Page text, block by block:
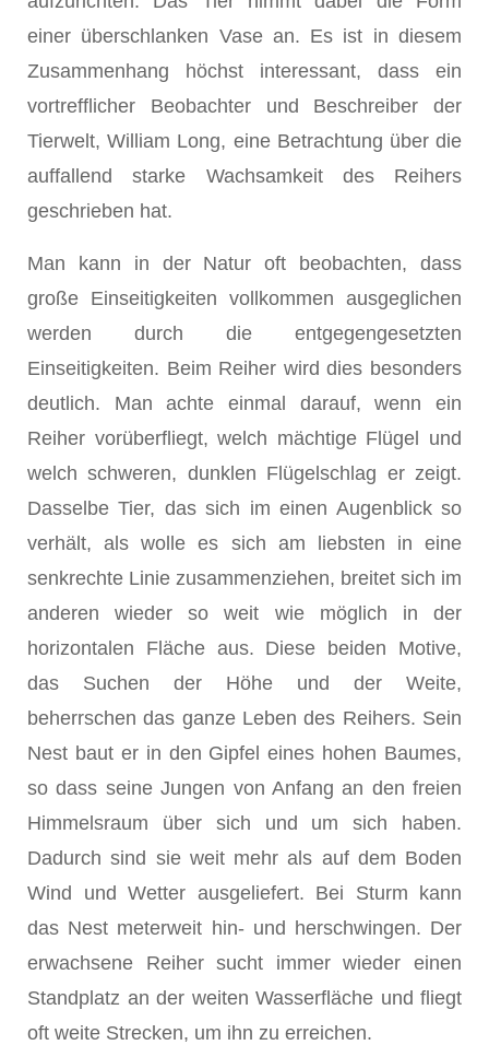
einer überschlanken Vase an. Es ist in diesem
Zusammenhang höchst interessant, dass ein
vortrefflicher Beobachter und Be­schreiber der
Tierwelt, William Long, eine Betrachtung über die
auffallend starke Wachsamkeit des Reihers
geschrieben hat.
Man kann in der Natur oft beobachten, dass
große Einseitigkeiten vollkom­men ausgeglichen
werden durch die entgegengesetzten
Einseitigkeiten. Beim Reiher wird dies besonders
deutlich. Man achte einmal darauf, wenn ein
Reiher vorüberfliegt, welch mächtige Flügel und
welch schweren, dunklen Flügelschlag er zeigt.
Dasselbe Tier, das sich im einen Augenblick so
verhält, als wolle es sich am liebsten in eine
senkrechte Linie zusammenziehen, breitet sich im
an­deren wieder so weit wie möglich in der
horizontalen Fläche aus. Diese beiden Motive,
das Suchen der Höhe und der Weite,
beherrschen das ganze Leben des Reihers. Sein
Nest baut er in den Gipfel eines hohen Baumes,
so dass seine Jungen von Anfang an den freien
Himmelsraum über sich und um sich haben.
Dadurch sind sie weit mehr als auf dem Boden
Wind und Wetter ausgeliefert. Bei Sturm kann
das Nest meterweit hin- und herschwingen. Der
erwachsene Reiher sucht immer wieder einen
Standplatz an der weiten Wasserfläche und fliegt
oft weite Strecken, um ihn zu erreichen.